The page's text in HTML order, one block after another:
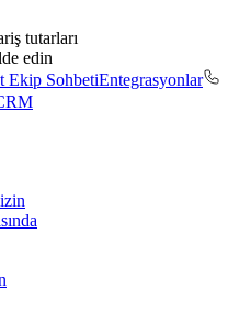
tutarları
edin
Ekip SohbetiEntegrasyonlar